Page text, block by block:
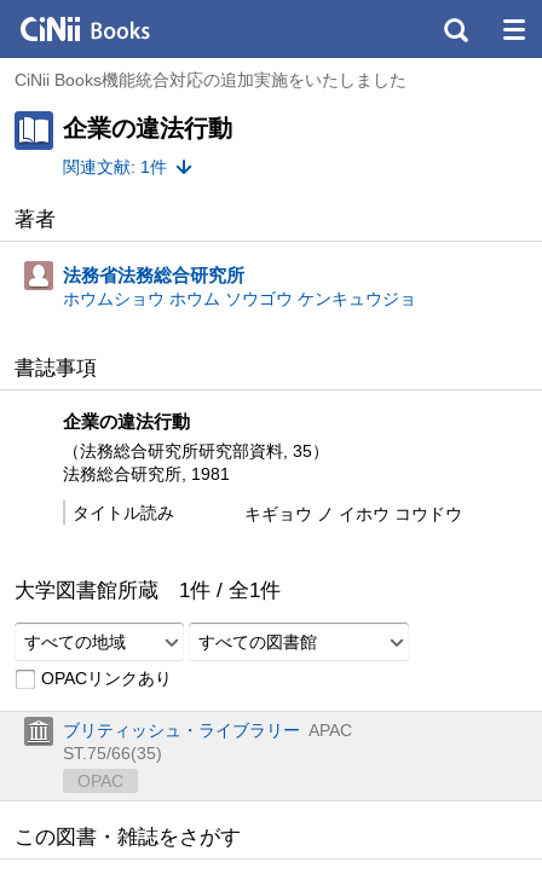
CiNii Books機能統合対応の追加実施をいたしました
企業の違法行動
関連文献: 1件
著者
法務省法務総合研究所
ホウムショウ ホウム ソウゴウ ケンキュウジョ
書誌事項
企業の違法行動
（法務総合研究所研究部資料, 35）
法務総合研究所, 1981
タイトル読み
キギョウ ノ イホウ コウドウ
大学図書館所蔵 1件 / 全1件
すべての地域
すべての図書館
OPACリンクあり
ブリティッシュ・ライブラリー APAC
ST.75/66(35)
OPAC
この図書・雑誌をさがす